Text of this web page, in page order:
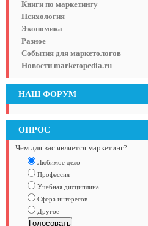
Книги по маркетингу
Психология
Экономика
Разное
События для маркетологов
Новости marketopedia.ru
НАШ ФОРУМ
ОПРОС
Чем для вас является маркетинг?
Любимое дело
Профессия
Учебная дисциплина
Сфера интересов
Другое